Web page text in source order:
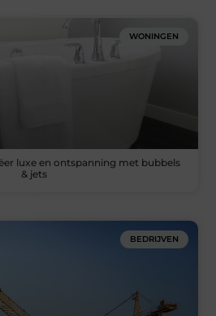
WONINGEN
luxe en ontspanning met bubbels
& jets
BEDRIJVEN